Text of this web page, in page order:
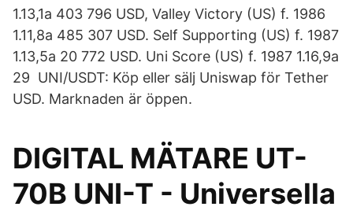
1.13,1a 403 796 USD, Valley Victory (US) f. 1986
1.11,8a 485 307 USD. Self Supporting (US) f. 1987
1.13,5a 20 772 USD. Uni Score (US) f. 1987 1.16,9a
29 UNI/USDT: Köp eller sälj Uniswap för Tether
USD. Marknaden är öppen.
DIGITAL MÄTARE UT-
70B UNI-T - Universella